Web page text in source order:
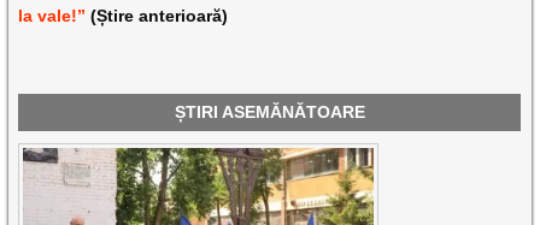
la vale!” (Știre anterioară)
ȘTIRI ASEMĂNĂTOARE